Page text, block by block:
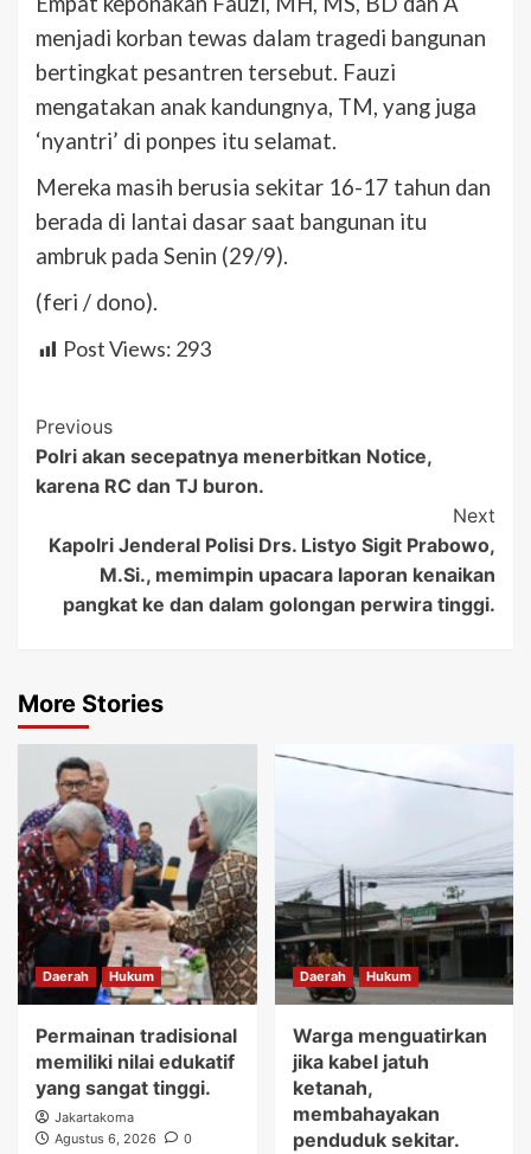
menjadi korban tewas dalam tragedi bangunan
bertingkat pesantren tersebut. Fauzi
mengatakan anak kandungnya, TM, yang juga
‘nyantri’ di ponpes itu selamat.
Mereka masih berusia sekitar 16-17 tahun dan
berada di lantai dasar saat bangunan itu
ambruk pada Senin (29/9).
(feri / dono).
Post Views: 293
Post
Navigation
Previous
Polri akan secepatnya menerbitkan Notice,
karena RC dan TJ buron.
Next
Kapolri Jenderal Polisi Drs. Listyo Sigit Prabowo,
M.Si., memimpin upacara laporan kenaikan
pangkat ke dan dalam golongan perwira tinggi.
More Stories
Daerah Hukum
Permainan tradisional
memiliki nilai edukatif
yang sangat tinggi.
Jakartakoma
Agustus 6, 2026
0
Daerah Hukum
Warga menguatirkan
jika kabel jatuh
ketanah,
membahayakan
penduduk sekitar.